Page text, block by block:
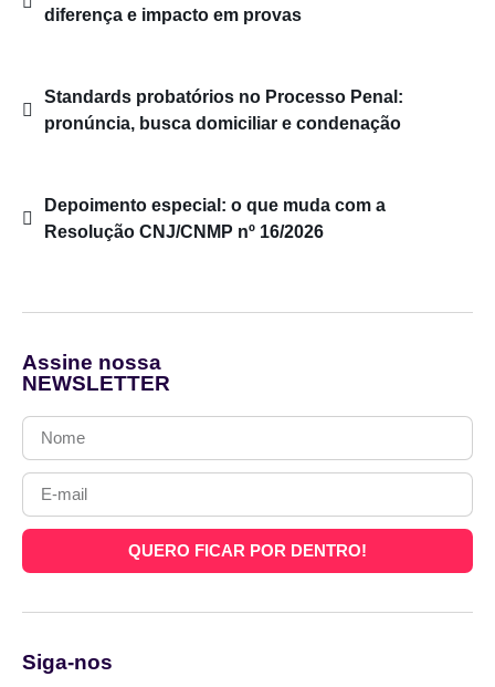
diferença e impacto em provas
Standards probatórios no Processo Penal:
pronúncia, busca domiciliar e condenação
Depoimento especial: o que muda com a
Resolução CNJ/CNMP nº 16/2026
Assine nossa
NEWSLETTER
QUERO FICAR POR DENTRO!
Siga-nos